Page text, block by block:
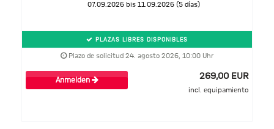
07.09.2026 bis 11.09.2026 (5 días)
PLAZAS LIBRES DISPONIBLES
Plazo de solicitud 24. agosto 2026, 10:00 Uhr
Anmelden 269,00 EUR
incl. equipamiento